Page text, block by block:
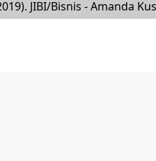
JIBI/Bisnis - Amanda